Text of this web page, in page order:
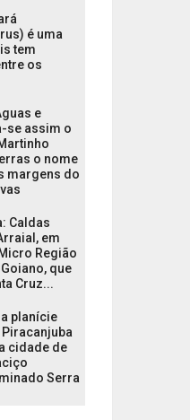
é uma
tem
os
e
se assim o
o nome
margens do
Caldas
em
Região
que
Cruz...
planície
cidade de
Serra